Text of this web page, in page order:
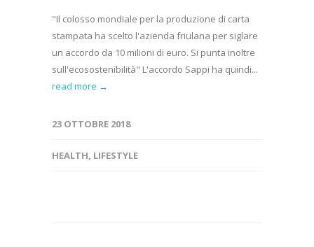
"Il colosso mondiale per la produzione di carta
stampata ha scelto l'azienda friulana per siglare
un accordo da 10 milioni di euro. Si punta inoltre
sull'ecosostenibilità" L'accordo Sappi ha quindi...
read more →
23 OTTOBRE 2018
HEALTH, LIFESTYLE